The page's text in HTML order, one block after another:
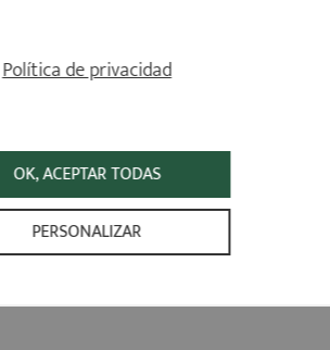
CONSEILS D'UTILISATION
OK, ACEPTAR TODAS
PERSONALIZAR
Política de privacidad